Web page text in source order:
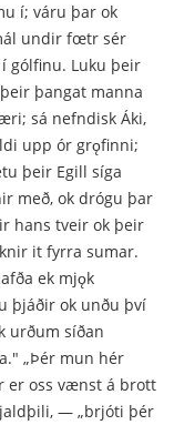
í; váru þar ok
undir fœtr sér
gólfinu. Luku þeir
þangat manna
sá nefndisk Áki,
upp ór grǫfinni;
þeir Egill síga
með, ok drógu þar
hans tveir ok þeir
it fyrra sumar.
ek mjǫk
þjáðir ok unðu því
urðum síðan
„Þér mun hér
er oss vænst á brott
— „brjóti þér